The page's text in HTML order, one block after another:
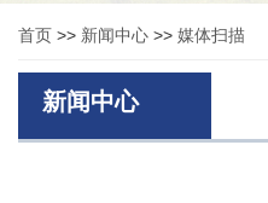
首页 >> 新闻中心 >> 媒体扫描
新闻中心